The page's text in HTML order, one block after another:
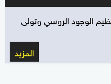
الوجود الروسي ‏وتولى
المزيد